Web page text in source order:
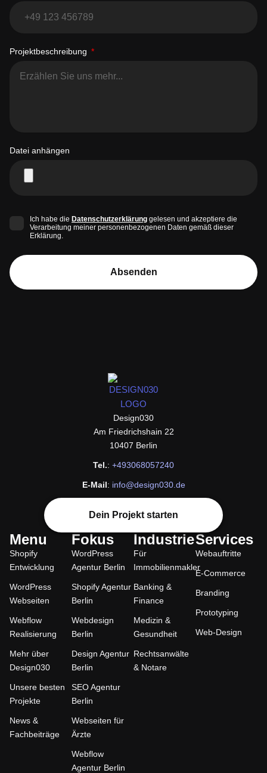
Projektbeschreibung
Datei anhängen
Ich habe die Datenschutzerklärung gelesen und akzeptiere die
Verarbeitung meiner personenbezogenen Daten gemäß dieser
Erklärung.
Absenden
design030
Design030
Am Friedrichshain 22
10407 Berlin
Tel.: +493068057240
E-Mail: info@design030.de
Menu
Shopify
Entwicklung
WordPress
Webseiten
Webflow
Realisierung
Mehr über
Design030
Unsere besten
Projekte
News &
Fachbeiträge
Fokus
WordPress
Agentur Berlin
Shopify Agentur
Berlin
Webdesign
Berlin
Design Agentur
Berlin
SEO Agentur
Berlin
Webseiten für
Ärzte
Webflow
Agentur Berlin
Industrie
Für
Immobilienmakler
Banking &
Finance
Medizin &
Gesundheit
Rechtsanwälte
& Notare
Services
Webauftritte
E-Commerce
Branding
Prototyping
Web-Design
Dein Projekt starten